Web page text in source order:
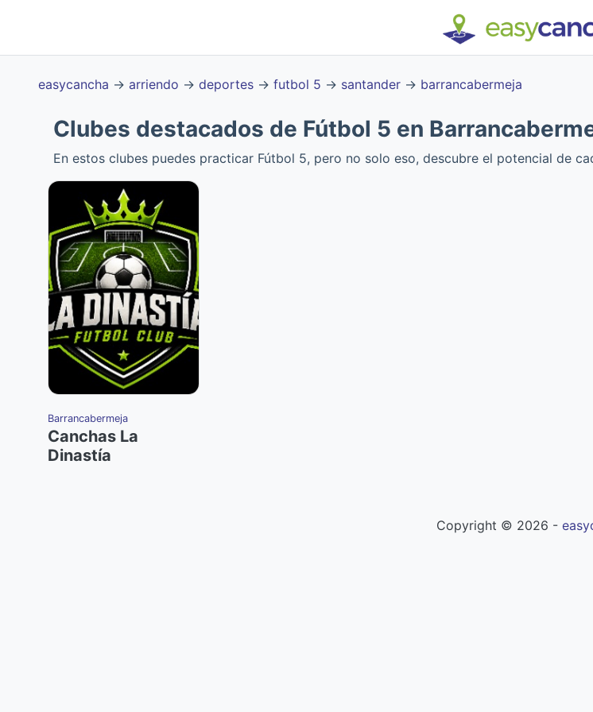
easycancha → arriendo → deportes → futbol 5 → santander → barrancabermeja
Barrancabermeja
Canchas La
Dinastía
Clubes destacados de Fútbol 5 en
En estos clubes puedes practicar Fútbol 5, pero no solo eso, descubre el potencial de
Copyright © 2026 -